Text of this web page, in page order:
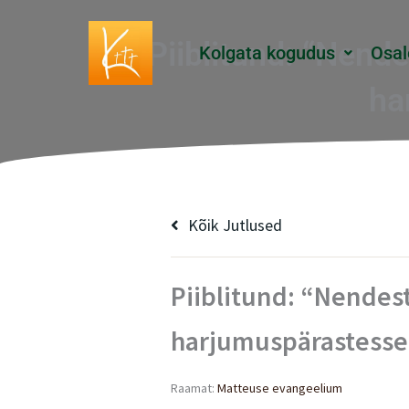
Kolgata kogudus
Piiblitund:
Kõik Jutlused
Piiblitund:
Raamat: Matteuse evangeelium